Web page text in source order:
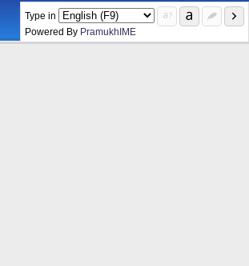
Type in
Powered By PramukhIME